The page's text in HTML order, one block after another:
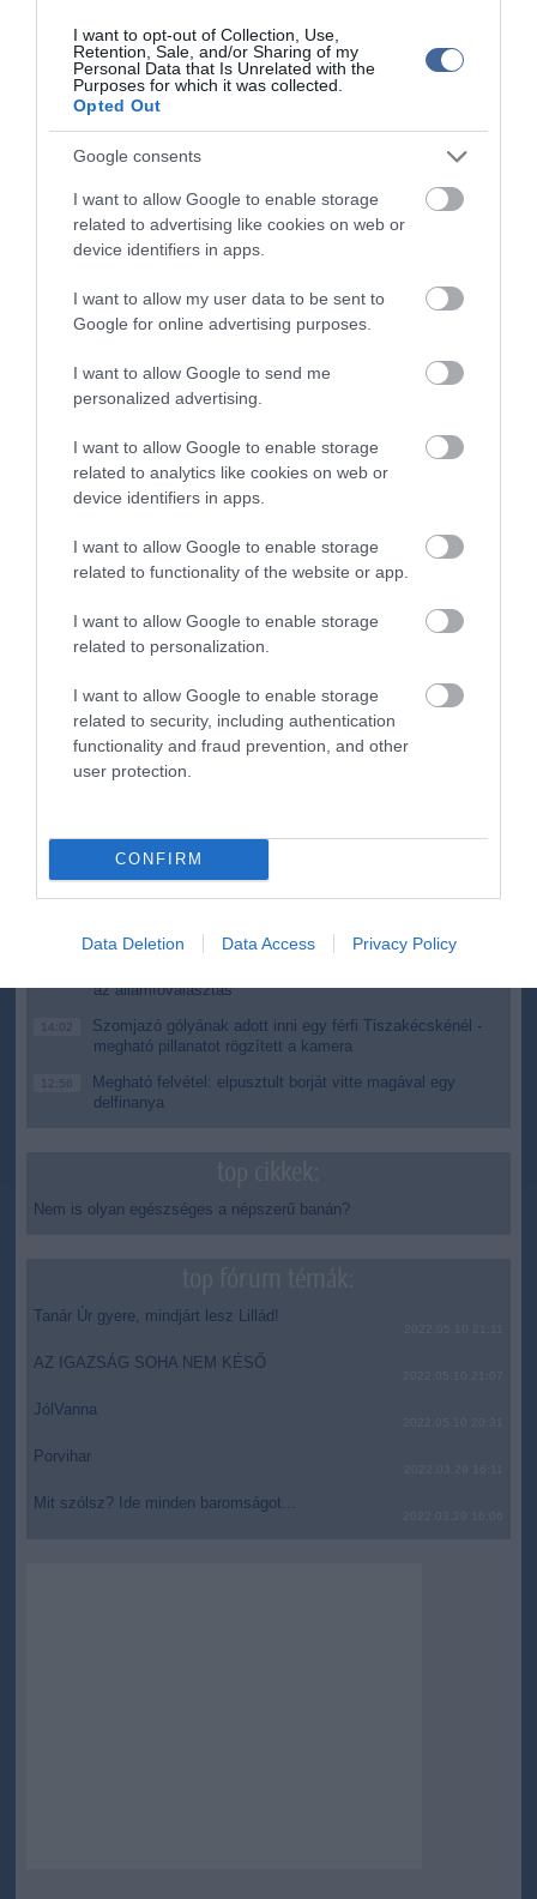
I want to opt-out of Collection, Use,
Retention, Sale, and/or Sharing of my
Personal Data that Is Unrelated with the
Purposes for which it was collected.
Opted Out
Google consents
I want to allow Google to enable storage
related to advertising like cookies on web or
device identifiers in apps.
I want to allow my user data to be sent to
Google for online advertising purposes.
I want to allow Google to send me
personalized advertising.
I want to allow Google to enable storage
related to analytics like cookies on web or
device identifiers in apps.
I want to allow Google to enable storage
related to functionality of the website or app.
I want to allow Google to enable storage
related to personalization.
I want to allow Google to enable storage
related to security, including authentication
functionality and fraud prevention, and other
user protection.
CONFIRM
Data Deletion Data Access Privacy Policy
Kapcsolódó írások:
Romagyilkosságok - Tanúkat hallgattak meg a fegyverek
Csak a szél: a romagyilkosságok Berlinbe mentek
Romagyilkosságok - Rosszul lett az elsőrendű vádlott
Szerdán megint a bíróságra viszik a romagyilkosságokat
A romagyilkosságok inspirálták - Fliegauf rámegy az Arany
Romagyilkosságok - Februárig csend lesz a bíróságon
Figyelem! A cikkhez hozzáfűzött hozzászólások nem a ma.hu
tükrözik. A szerkesztőség mindössze a hírek publikációjával foglalkozik, a
kommenteket nem tudja befolyásolni - azok az olvasók személyes véleményét
Kérjük, kulturáltan, mások személyiségi jogainak és jó hírnevének tiszteletben
tartásával kommenteljenek!
ma.hu legfrissebb hírei:
Nagy erőkkel keresik a szomjazó gólyát megmentő
Árpádot
kormány
20:46 Kenyában bezzeg minden zöldebb
bukkant elő a Dunából
az államfőválasztás
14:02
Szomjazó gólyának adott inni egy férfi Tiszakécskénél -
megható pillanatot rögzített a kamera
12:56
Megható felvétel: elpusztult borját vitte magával egy
delfinanya
Nem is olyan egészséges a népszerű banán?
Tanár Úr gyere, mindjárt lesz Lillád!
AZ IGAZSÁG SOHA NEM KÉSŐ
JólVanna
Porvihar
Mit szólsz? Ide minden baromságot...